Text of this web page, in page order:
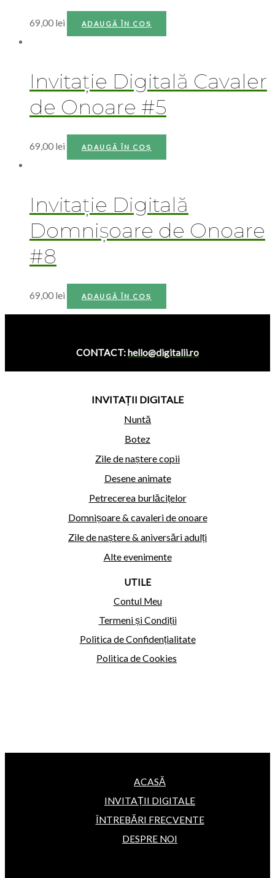
69,00 lei ADAUGĂ ÎN COȘ
Invitație Digitală Cavaler
de Onoare #5
69,00 lei ADAUGĂ ÎN COȘ
Invitație Digitală
Domnișoare de Onoare
#8
69,00 lei ADAUGĂ ÎN COȘ
CONTACT:hello@digitalii.ro
INVITAȚII DIGITALE
Nuntă
Botez
Zile de naștere copii
Desene animate
Petrecerea burlăcițelor
Domnișoare & cavaleri de onoare
Zile de naștere & aniversări adulți
Alte evenimente
UTILE
Contul Meu
Termeni și Condiții
Politica de Confidențialitate
Politica de Cookies
ACASĂ
INVITAȚII DIGITALE
ÎNTREBĂRI FRECVENTE
DESPRE NOI